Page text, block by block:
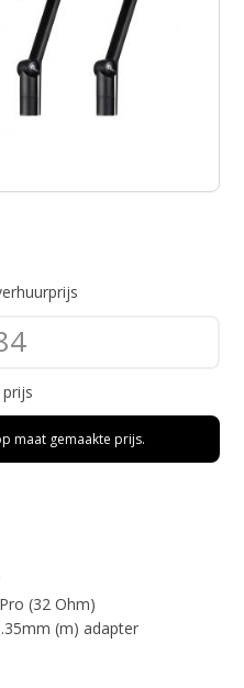
prijs
maat gemaakte prijs.
(32 Ohm)
(m) adapter